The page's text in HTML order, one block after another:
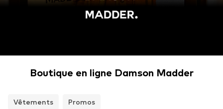
Boutique en ligne Damson Madder
Vêtements Promos